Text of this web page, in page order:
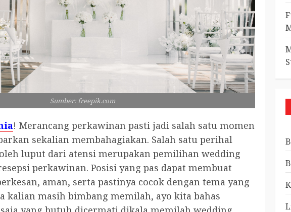
Sumber: freepik.com
! Merancang perkawinan pasti jadi salah satu momen
sekalian membahagiakan. Salah satu perihal
luput dari atensi merupakan pemilihan wedding
perkawinan. Posisi yang pas dapat membuat
aman, serta pastinya cocok dengan tema yang
kalian masih bimbang memilah, ayo kita bahas